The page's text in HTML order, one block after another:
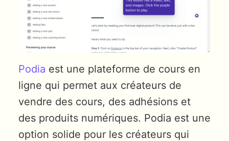
Podia est une plateforme de cours en
ligne qui permet aux créateurs de
vendre des cours, des adhésions et
des produits numériques. Podia est une
option solide pour les créateurs qui